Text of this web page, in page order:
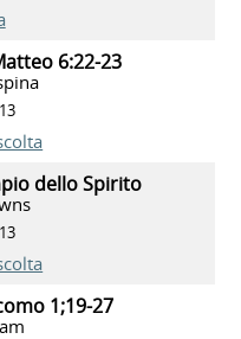
6:22-23
dello Spirito
1;19-27